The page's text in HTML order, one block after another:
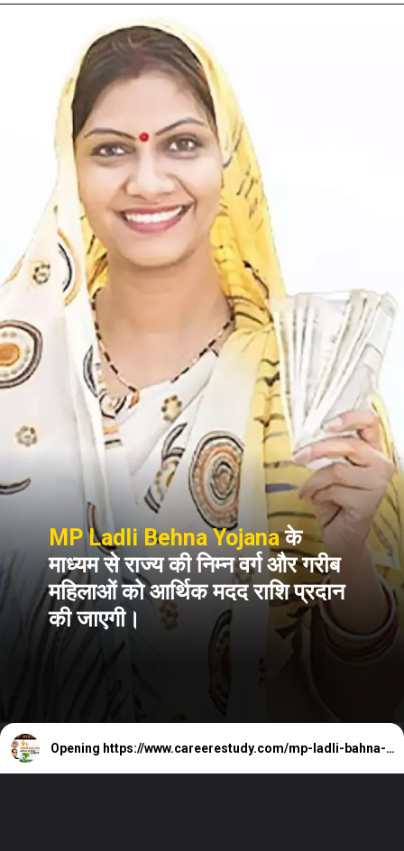
MP Ladli Behna Yojanaके
माध्यम से राज्य की निम्न वर्ग और गरीब
महिलाओं को आर्थिक मदद राशि प्रदान
की जाएगी।
Opening https://www.careerestudy.com/mp-ladli-bahna-yojana/